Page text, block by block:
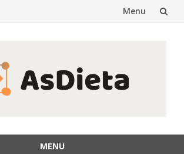
Menu
MENU